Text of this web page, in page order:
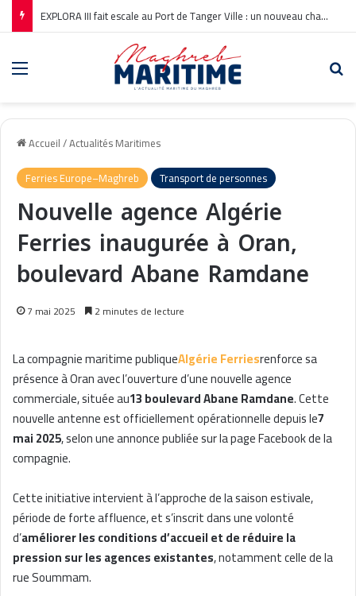
EXPLORA III fait escale au Port de Tanger Ville : un nouveau chapitre pour la croisière en Méditerranée
Accueil/Actualités Maritimes
Ferries Europe–Maghreb
Transport de personnes
Nouvelle agence Algérie
Ferries inaugurée à Oran,
boulevard Abane Ramdane
7 mai 2025 2 minutes de lecture
La compagnie maritime publiqueAlgérie Ferriesrenforce sa
présence à Oran avec l’ouverture d’une nouvelle agence
commerciale, située au13 boulevard Abane Ramdane. Cette
nouvelle antenne est officiellement opérationnelle depuis le7
mai 2025, selon une annonce publiée sur la page Facebook de la
compagnie.
Cette initiative intervient à l’approche de la saison estivale,
période de forte affluence, et s’inscrit dans une volonté
d’améliorer les conditions d’accueil et de réduire la
pression sur les agences existantes, notamment celle de la
rue Soummam.